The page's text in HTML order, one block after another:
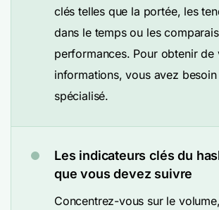
clés telles que la portée, les
dans le temps ou les
performances. Pour obtenir de
informations, vous avez
spécialisé.
Les indicateurs clés du
que vous devez suivre
Concentrez-vous sur le